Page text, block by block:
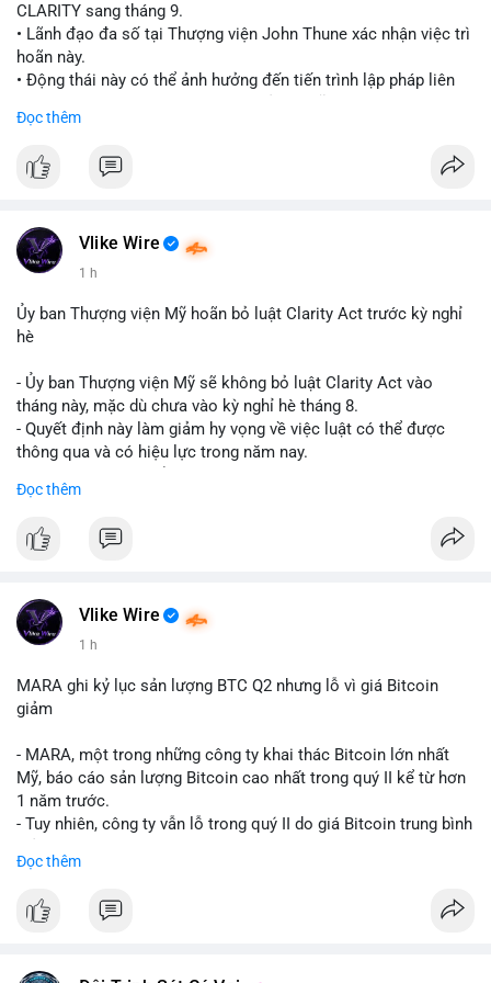
CLARITY sang tháng 9.
• Lãnh đạo đa số tại Thượng viện John Thune xác nhận việc trì
hoãn này.
• Động thái này có thể ảnh hưởng đến tiến trình lập pháp liên
📰 Nguồn: Cointelegraph
Đọc thêm
Vlike Wire
1 h
Ủy ban Thượng viện Mỹ hoãn bỏ luật Clarity Act trước kỳ nghỉ
hè
- Ủy ban Thượng viện Mỹ sẽ không bỏ luật Clarity Act vào
tháng này, mặc dù chưa vào kỳ nghỉ hè tháng 8.
- Quyết định này làm giảm hy vọng về việc luật có thể được
thông qua và có hiệu lực trong năm nay.
mục chứng chỉ cho tài sản số tại Mỹ.
và phát triển thị trường crypto tại Mỹ.
#vlikevn #titanbot
📰 Nguồn: CoinDesk
Đọc thêm
Vlike Wire
1 h
MARA ghi kỷ lục sản lượng BTC Q2 nhưng lỗ vì giá Bitcoin
giảm
- MARA, một trong những công ty khai thác Bitcoin lớn nhất
Mỹ, báo cáo sản lượng Bitcoin cao nhất trong quý II kể từ hơn
1 năm trước.
- Tuy nhiên, công ty vẫn lỗ trong quý II do giá Bitcoin trung bình
- Sự tăng sản lượng không đủ bù đắp cho sự suy giảm giá trị
Đọc thêm